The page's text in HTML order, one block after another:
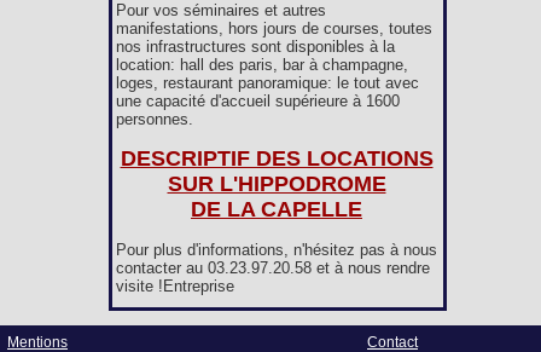
Pour vos séminaires et autres
manifestations, hors jours de courses, toutes
nos infrastructures sont disponibles à la
location: hall des paris, bar à champagne,
loges, restaurant panoramique: le tout avec
une capacité d'accueil supérieure à 1600
personnes.
DESCRIPTIF DES LOCATIONS
SUR L'HIPPODROME
DE LA CAPELLE
Pour plus d'informations, n'hésitez pas à nous
contacter au 03.23.97.20.58 et à nous rendre
visite !Entreprise
Mentions
Contact